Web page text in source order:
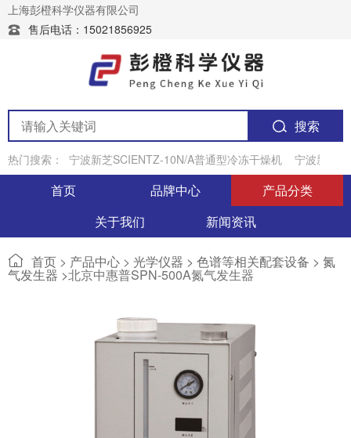
上海彭橙科学仪器有限公司
售后电话：15021856925
搜索
热门搜索： 宁波新芝SCIENTZ-10N/A普通型冷冻干燥机 宁波新芝
首页 品牌中心
产品分类
关于我们
新闻资讯
首页 > 产品中心 > 光学仪器 > 色谱等相关配套设备 > 氮
气发生器 >北京中惠普SPN-500A氮气发生器